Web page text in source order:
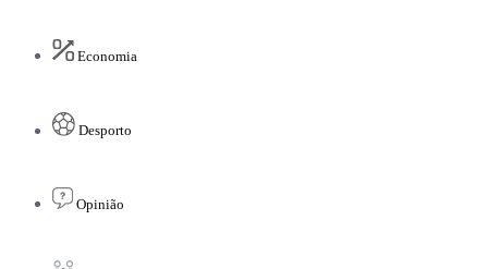
Economia
Desporto
Opinião